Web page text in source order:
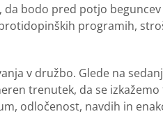
bodo pred potjo
programih,
v družbo. Glede na
trenutek, da se
odločenost, navdih in